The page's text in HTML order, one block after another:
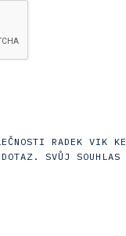
RADEK VIK KE
SVŮJ SOUHLAS